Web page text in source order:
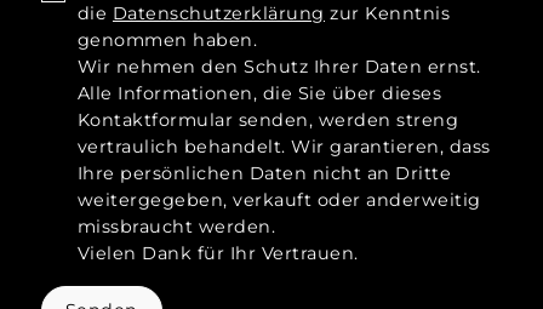
die Datenschutzerklärung zur Kenntnis
genommen haben.
Wir nehmen den Schutz Ihrer Daten ernst.
Alle Informationen, die Sie über dieses
Kontaktformular senden, werden streng
vertraulich behandelt. Wir garantieren, dass
Ihre persönlichen Daten nicht an Dritte
weitergegeben, verkauft oder anderweitig
missbraucht werden.
Vielen Dank für Ihr Vertrauen.